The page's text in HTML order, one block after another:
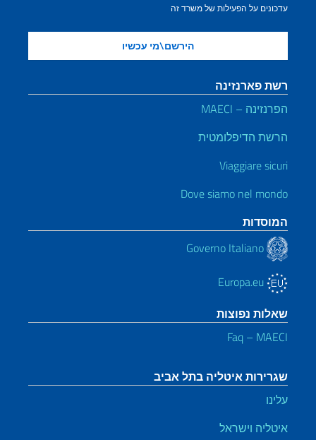
עדכונים על הפעילות של משרד זה
רשת פארנזינה
הפרנזינה – MAECI
הרשת הדיפלומטית
Viaggiare sicuri
Dove siamo nel mondo
המוסדות
שאלות נפוצות
Faq – MAECI
שגרירות איטליה בתל אביב
עלינו
איטליה וישראל